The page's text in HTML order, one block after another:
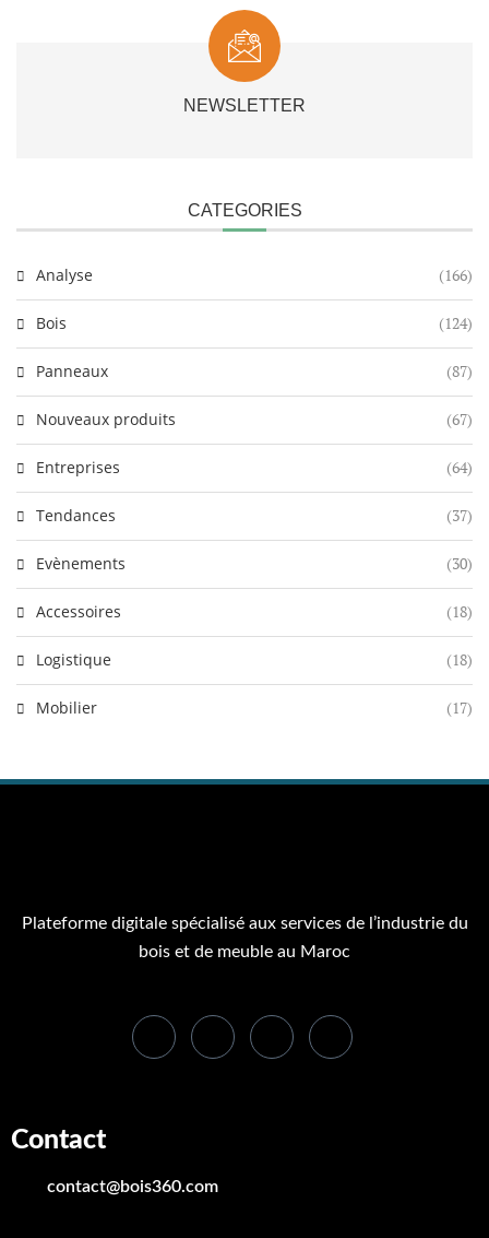
NEWSLETTER
CATEGORIES
Analyse (166)
Bois (124)
Panneaux (87)
Nouveaux produits (67)
Entreprises (64)
Tendances (37)
Evènements (30)
Accessoires (18)
Logistique (18)
Mobilier (17)
Plateforme digitale spécialisé aux services de l’industrie du
bois et de meuble au Maroc
Contact
contact@bois360.com